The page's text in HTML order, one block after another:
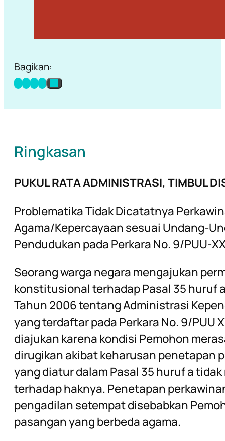
Bagikan:
Ringkasan
PUKUL RATA ADMINISTRASI, TIMBUL
Problematika Tidak Dicatatnya
Agama/Kepercayaan sesuai Undang-
Pendudukan pada Perkara No. 9/PUU-
Seorang warga negara mengajukan
konstitusional terhadap Pasal 35 huruf
Tahun 2006 tentang Administrasi
yang terdaftar pada Perkara No. 9/PUU
diajukan karena kondisi Pemohon
dirugikan akibat keharusan penetapan
yang diatur dalam Pasal 35 huruf a
terhadap haknya. Penetapan
pengadilan setempat disebabkan
pasangan yang berbeda agama.